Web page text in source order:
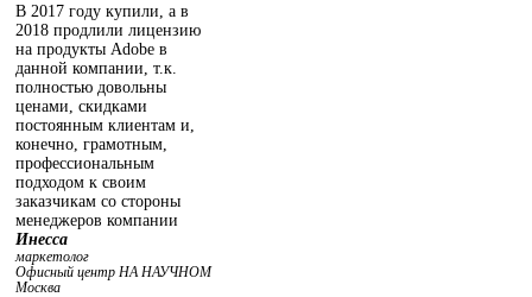
В 2017 году купили, а в
2018 продлили лицензию
на продукты Adobe в
данной компании, т.к.
полностью довольны
ценами, скидками
постоянным клиентам и,
конечно, грамотным,
профессиональным
подходом к своим
заказчикам со стороны
менеджеров компании
Инесса
маркетолог
Офисный центр НА НАУЧНОМ
Москва